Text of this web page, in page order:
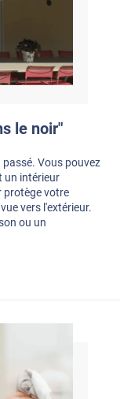
le noir"
Vous pouvez
un intérieur
protège votre
vers l'extérieur.
ou un